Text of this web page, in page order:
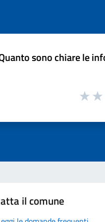
sono chiare le
il comune